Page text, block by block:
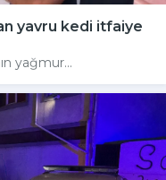
yavru kedi itfaiye
yağmur...